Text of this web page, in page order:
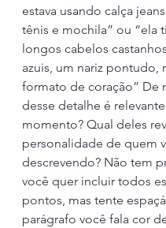
estava usando calça
tênis e mochila” ou “ela
longos cabelos
azuis, um nariz pontudo,
formato de coração” De
desse detalhe é
momento? Qual deles
personalidade de quem
descrevendo? Não tem
você quer incluir todos
pontos, mas tente
parágrafo você fala cor